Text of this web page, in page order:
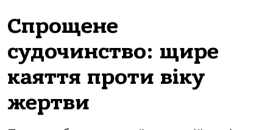
Спрощене
судочинство: щире
каяття проти віку
жертви